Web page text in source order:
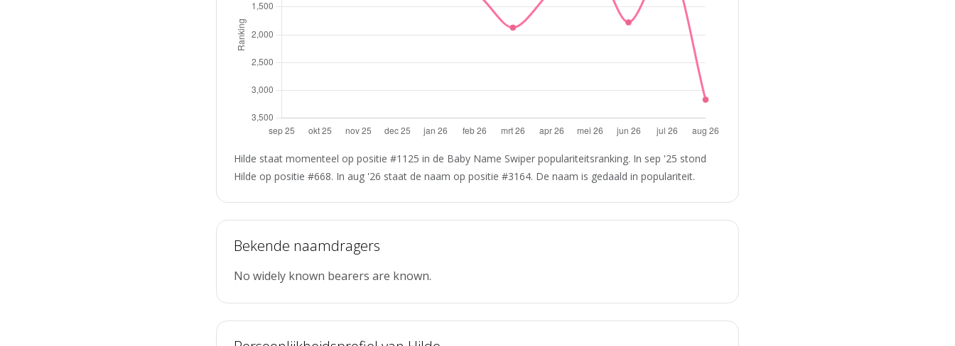
Hilde staat momenteel op positie #1125 in de Baby Name Swiper populariteitsranking. In sep '25 stond
Hilde op positie #668. In aug '26 staat de naam op positie #3164. De naam is gedaald in populariteit.
Bekende naamdragers
No widely known bearers are known.